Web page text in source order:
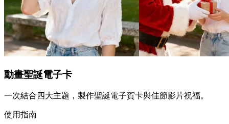
動畫聖誕電子卡
一次結合四大主題，製作聖誕電子賀卡與佳節影片祝福。
使用指南